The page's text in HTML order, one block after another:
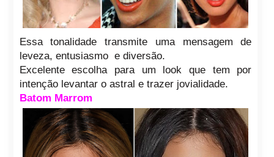
Essa tonalidade transmite uma mensagem de
leveza, entusiasmo e diversão.
Excelente escolha para um look que tem por
intenção levantar o astral e trazer jovialidade.
Batom Marrom